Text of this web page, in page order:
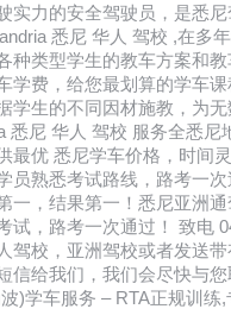
实力的安全驾驶员，是悉
悉尼 华人 驾校 ,在多
种类型学生的教车方案和
学费，给您最划算的学车
学生的不同因材施教，为无
悉尼 华人 驾校 服务全悉尼
最优 悉尼学车价格，时间
员熟悉考试路线，路考一
一，结果第一！悉尼亚洲
试，路考一次通过！ 致电
驾校，亚洲驾校或者发送
信给我们，我们会尽快与
)学车服务 – RTA正规训练